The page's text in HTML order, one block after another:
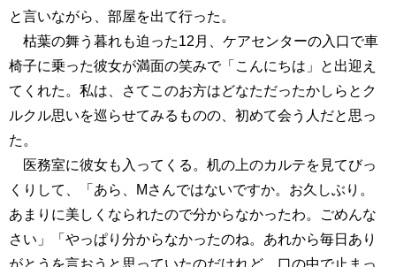
と言いながら、部屋を出て行った。
枯葉の舞う暮れも迫った12月、ケアセンターの入口で車
椅子に乗った彼女が満面の笑みで「こんにちは」と出迎え
てくれた。私は、さてこのお方はどなただったかしらとク
ルクル思いを巡らせてみるものの、初めて会う人だと思っ
た。
医務室に彼女も入ってくる。机の上のカルテを見てびっ
くりして、「あら、Mさんではないですか。お久しぶり。
あまりに美しくなられたので分からなかったわ。ごめんな
さい」「やっぱり分からなかったのね。あれから毎日あり
がとうを言おうと思っていたのだけれど、口の中で止まっ